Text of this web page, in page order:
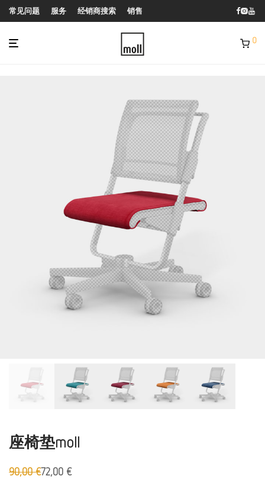
常见问题 服务 经销商搜索 销售
0
座椅垫moll
90,00€
原
72,00 €
Aktueller